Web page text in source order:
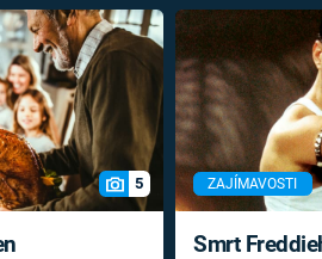
5 ZAJÍMAVOSTI
Smrt